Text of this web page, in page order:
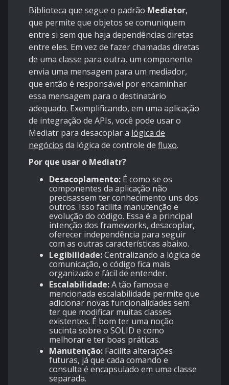
Biblioteca que segue o padrão Mediator,
que permite que objetos se comuniquem
entre si sem que haja dependências diretas
entre eles. Em vez de fazer chamadas diretas
de uma classe para outra, um componente
envia uma mensagem para um mediador,
que então é responsável por encaminhar
essa mensagem para o destinatário
adequado. Exemplificando, em uma aplicação
de integração de APIs, você pode usar o
Mediatr para desacoplar a lógica de
negócios da lógica de controle de fluxo.
Por que usar o Mediatr?
Desacoplamento: É como se os
componentes da aplicação não
precisassem ter conhecimento uns dos
outros. Isso facilita manutenção e
evolução do código. Essa é a principal
intenção dos frameworks, desacoplar,
oferecer independência para seguir
com as outras características abaixo.
Legibilidade:Centralizando a lógica de
comunicação, o código fica mais
organizado e fácil de entender.
Escalabilidade:A tão famosa e
mencionada escalabilidade permite que
adicionar novas funcionalidades sem
ter que modificar muitas classes
existentes. É bom ter uma noção
sucinta sobre o SOLID e como
melhorar e ter boas práticas.
Manutenção: Facilita alterações
futuras, já que cada comando e
consulta é encapsulado em uma classe
separada.